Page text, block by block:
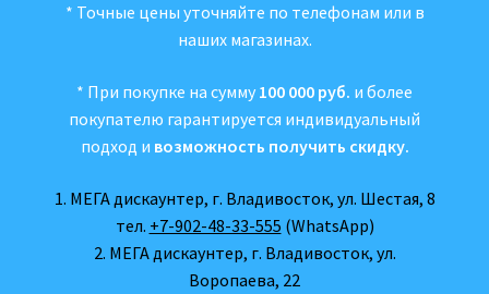
* Точные цены уточняйте по телефонам или в
наших магазинах.
* При покупке на сумму 100 000 руб. и более
покупателю гарантируется индивидуальный
подход и возможность получить скидку.
1. МЕГА дискаунтер, г. Владивосток, ул. Шестая, 8
тел. +7-902-48-33-555 (WhatsApp)
2. МЕГА дискаунтер, г. Владивосток, ул.
Воропаева, 22